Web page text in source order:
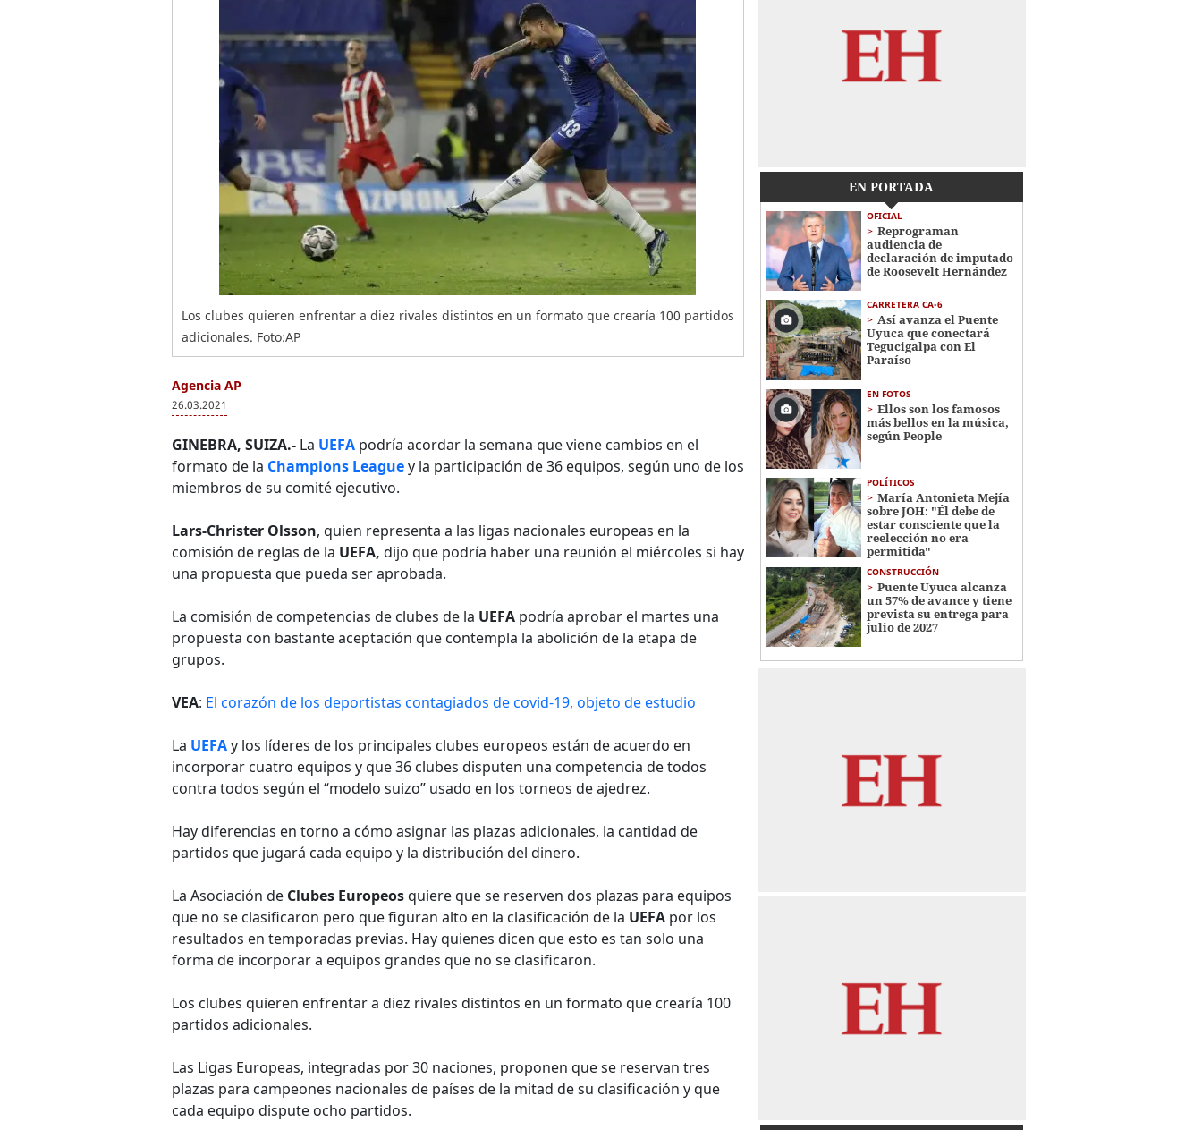
Los clubes quieren enfrentar a diez rivales distintos en un formato que crearía 100 partidos
adicionales. Foto:AP
Agencia AP
26.03.2021
GINEBRA, SUIZA.- La UEFA podría acordar la semana que viene cambios en el
formato de la Champions Leaguey la participación de 36 equipos, según uno de los
miembros de su comité ejecutivo.
Lars-Christer Olsson, quien representa a las ligas nacionales europeas en la
comisión de reglas de la UEFA, dijo que podría haber una reunión el miércoles si hay
una propuesta que pueda ser aprobada.
La comisión de competencias de clubes de la UEFA podría aprobar el martes una
propuesta con bastante aceptación que contempla la abolición de la etapa de
grupos.
VEA: El corazón de los deportistas contagiados de covid-19, objeto de estudio
La UEFAy los líderes de los principales clubes europeos están de acuerdo en
incorporar cuatro equipos y que 36 clubes disputen una competencia de todos
contra todos según el “modelo suizo” usado en los torneos de ajedrez.
Hay diferencias en torno a cómo asignar las plazas adicionales, la cantidad de
partidos que jugará cada equipo y la distribución del dinero.
La Asociación de Clubes Europeosquiere que se reserven dos plazas para equipos
que no se clasificaron pero que figuran alto en la clasificación de la UEFA por los
resultados en temporadas previas. Hay quienes dicen que esto es tan solo una
forma de incorporar a equipos grandes que no se clasificaron.
Los clubes quieren enfrentar a diez rivales distintos en un formato que crearía 100
partidos adicionales.
Las Ligas Europeas, integradas por 30 naciones, proponen que se reservan tres
plazas para campeones nacionales de países de la mitad de su clasificación y que
cada equipo dispute ocho partidos.
EN PORTADA
OFICIAL
Reprograman
audiencia de
declaración de imputado
de Roosevelt Hernández
CARRETERA CA-6
Así avanza el Puente
Uyuca que conectará
Tegucigalpa con El
Paraíso
EN FOTOS
Ellos son los famosos
más bellos en la música,
según People
POLÍTICOS
María Antonieta Mejía
sobre JOH: "Él debe de
estar consciente que la
reelección no era
permitida"
CONSTRUCCIÓN
Puente Uyuca alcanza
un 57% de avance y tiene
prevista su entrega para
julio de 2027